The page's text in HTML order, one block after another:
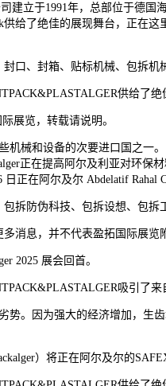
立于1991年，总部位于德国
给了绝佳的展现舞台，正在
、封箱、贴标机械、包拆机
供给了
展览，转载请说明。
和设备的次要进口国之一
正在提高阿尔及利亚对环
正在阿尔及尔 Abdelatif Rahal
防伪科技、包拆设想、包拆
息，并不代表盈拓国际展览
2025 展会回首。
吸引了来
因为强大的经济增加，生
）将正在阿尔及尔的